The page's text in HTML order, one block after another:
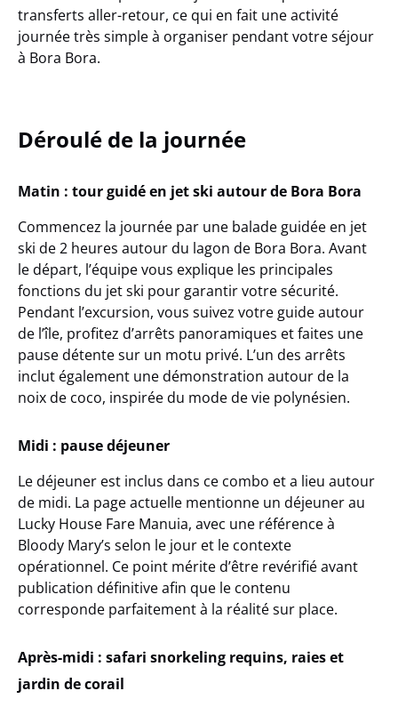
transferts aller-retour, ce qui en fait une activité
journée très simple à organiser pendant votre séjour
à Bora Bora.
Déroulé de la journée
Matin : tour guidé en jet ski autour de Bora Bora
Commencez la journée par une balade guidée en jet
ski de 2 heures autour du lagon de Bora Bora. Avant
le départ, l’équipe vous explique les principales
fonctions du jet ski pour garantir votre sécurité.
Pendant l’excursion, vous suivez votre guide autour
de l’île, profitez d’arrêts panoramiques et faites une
pause détente sur un motu privé. L’un des arrêts
inclut également une démonstration autour de la
noix de coco, inspirée du mode de vie polynésien.
Midi : pause déjeuner
Le déjeuner est inclus dans ce combo et a lieu autour
de midi. La page actuelle mentionne un déjeuner au
Lucky House Fare Manuia, avec une référence à
Bloody Mary’s selon le jour et le contexte
opérationnel. Ce point mérite d’être revérifié avant
publication définitive afin que le contenu
corresponde parfaitement à la réalité sur place.
Après-midi : safari snorkeling requins, raies et
jardin de corail